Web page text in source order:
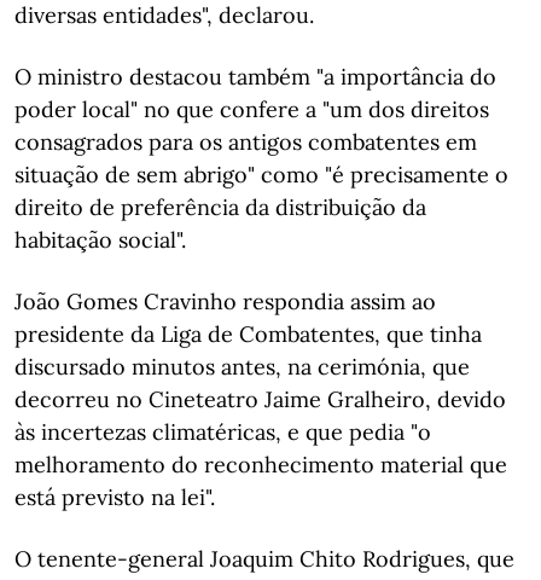
diversas entidades", declarou.
O ministro destacou também "a importância do
poder local" no que confere a "um dos direitos
consagrados para os antigos combatentes em
situação de sem abrigo" como "é precisamente o
direito de preferência da distribuição da
habitação social".
João Gomes Cravinho respondia assim ao
presidente da Liga de Combatentes, que tinha
discursado minutos antes, na cerimónia, que
decorreu no Cineteatro Jaime Gralheiro, devido
às incertezas climatéricas, e que pedia "o
melhoramento do reconhecimento material que
está previsto na lei".
O tenente-general Joaquim Chito Rodrigues, que